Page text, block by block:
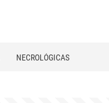
NECROLÓGICAS